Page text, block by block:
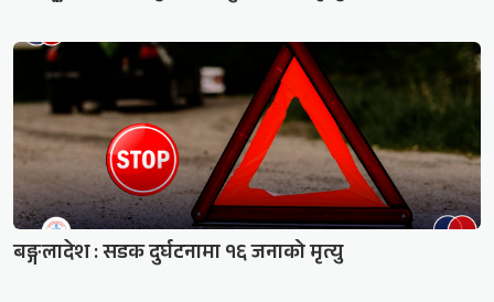
बङ्गलादेश : सडक दुर्घटनामा १६ जनाको मृत्यु